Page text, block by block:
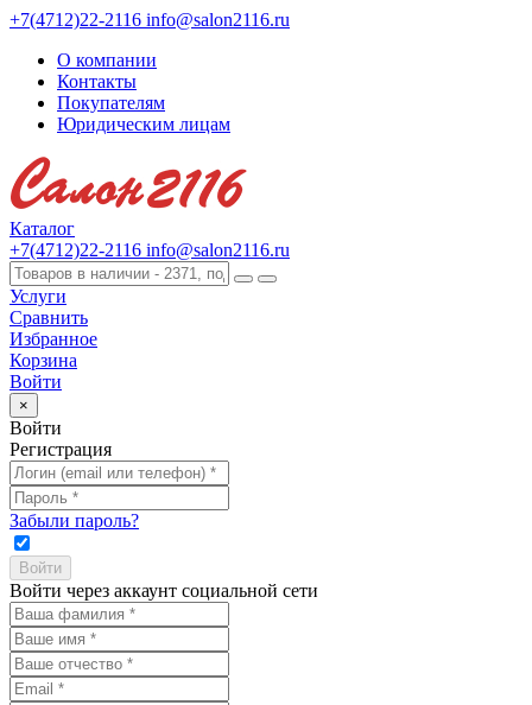
+7(4712)22-2116 info@salon2116.ru
О компании
Контакты
Покупателям
Юридическим лицам
Каталог
+7(4712)22-2116 info@salon2116.ru
Услуги
Сравнить
Избранное
Корзина
Войти
×
Войти
Регистрация
Забыли пароль?
Войти через аккаунт социальной сети